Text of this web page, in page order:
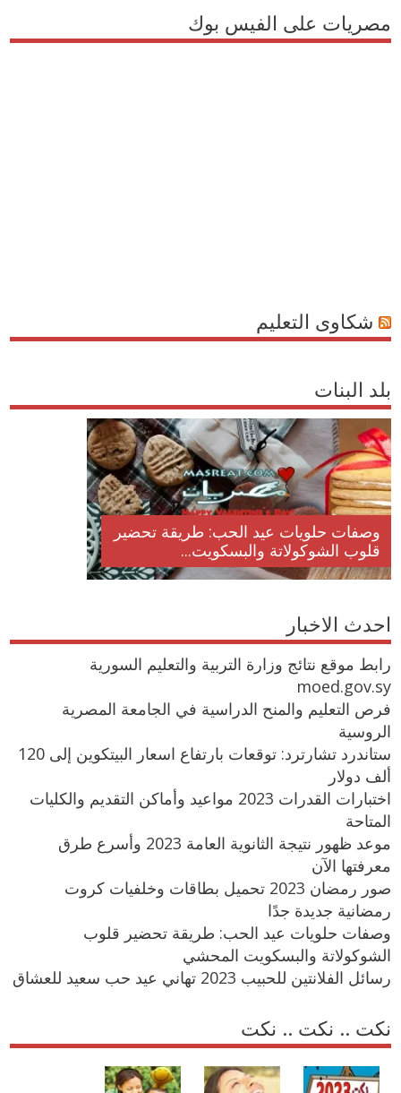
مصريات على الفيس بوك
شكاوى التعليم
بلد البنات
وصفات حلويات عيد الحب: طريقة تحضير
قلوب الشوكولاتة والبسكويت...
احدث الاخبار
رابط موقع نتائج وزارة التربية والتعليم السورية
moed.gov.sy
فرص التعليم والمنح الدراسية في الجامعة المصرية
الروسية
ستاندرد تشارترد: توقعات بارتفاع اسعار البيتكوين إلى 120
ألف دولار
اختبارات القدرات 2023 مواعيد وأماكن التقديم والكليات
المتاحة
موعد ظهور نتيجة الثانوية العامة 2023 وأسرع طرق
معرفتها الآن
صور رمضان 2023 تحميل بطاقات وخلفيات كروت
رمضانية جديدة جدًا
وصفات حلويات عيد الحب: طريقة تحضير قلوب
الشوكولاتة والبسكويت المحشي
رسائل الفلانتين للحبيب 2023 تهاني عيد حب سعيد للعشاق
نكت .. نكت .. نكت